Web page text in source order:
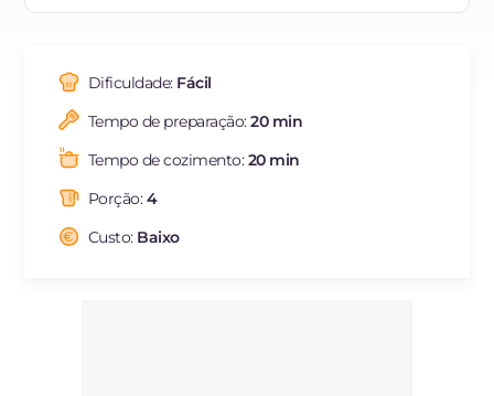
ES
FR
NL
Dificuldade: Fácil
Tempo de preparação:20 min
Tempo de cozimento:20 min
Porção:4
Custo: Baixo